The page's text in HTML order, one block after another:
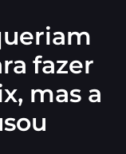
fazer
mas a